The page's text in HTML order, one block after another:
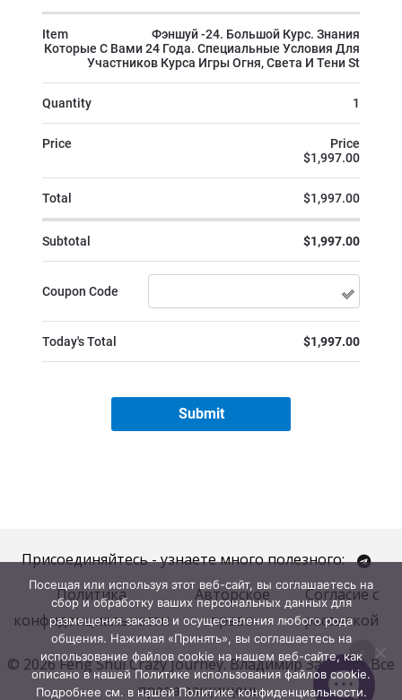
Присоединяйтесь - узнаете много полезного:
Политика
конфиденциальности
Авторское
право
Согласие с
рассылкой
© 2026 Feng Shui Crazy Journey. Владимир Захаров. Все
права защищены.
Посещая или используя этот веб-сайт, вы соглашаетесь на
сбор и обработку ваших персональных данных для
размещения заказов и осуществления любого рода
общения. Нажимая «Принять», вы соглашаетесь на
использование файлов cookie на нашем веб-сайте, как
описано в нашей Политике использования файлов cookie.
Подробнее см. в нашей Политике конфиденциальности.